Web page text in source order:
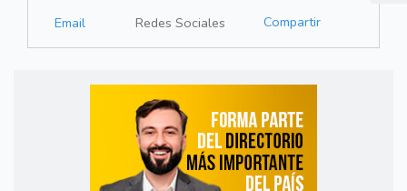
Email
Redes Sociales Compartir